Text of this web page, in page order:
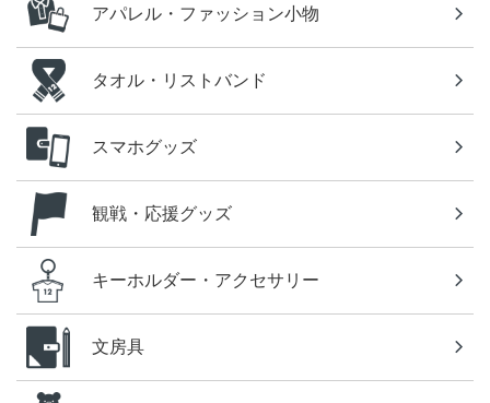
アパレル・ファッション小物
タオル・リストバンド
スマホグッズ
観戦・応援グッズ
キーホルダー・アクセサリー
文房具